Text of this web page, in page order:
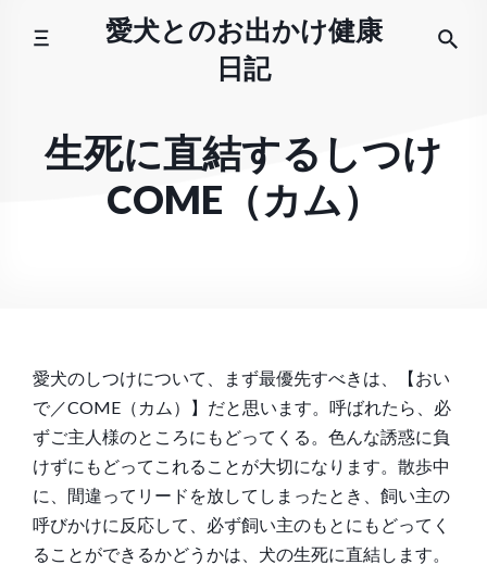
愛犬とのお出かけ健康
日記
生死に直結するしつけ
COME（カム）
愛犬のしつけについて、まず最優先すべきは、【おい
で／COME（カム）】だと思います。呼ばれたら、必
ずご主人様のところにもどってくる。色んな誘惑に負
けずにもどってこれることが大切になります。散歩中
に、間違ってリードを放してしまったとき、飼い主の
呼びかけに反応して、必ず飼い主のもとにもどってく
ることができるかどうかは、犬の生死に直結します。